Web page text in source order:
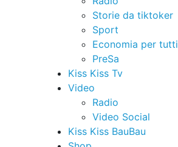
Storie da tiktoker
Sport
Economia per tutti
PreSa
Kiss Kiss Tv
Video
Radio
Video Social
Kiss Kiss BauBau